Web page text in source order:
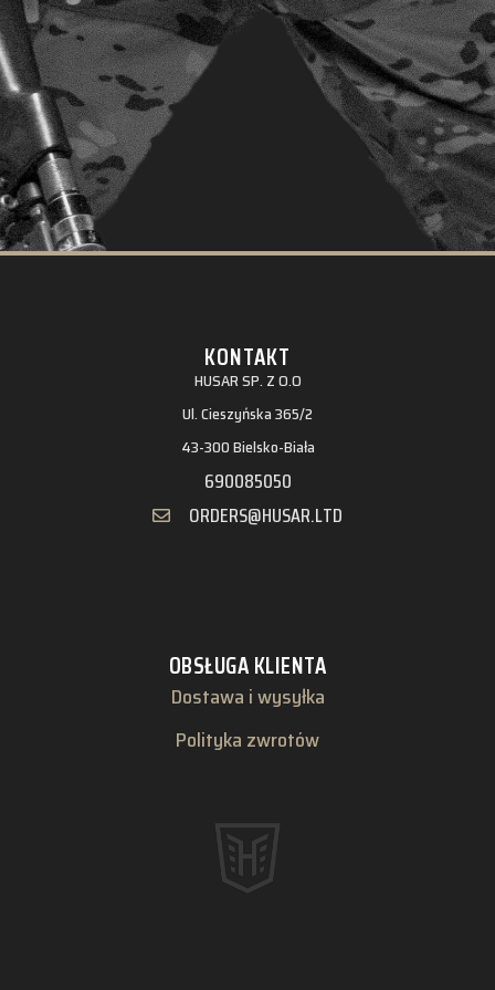
KONTAKT
HUSAR SP. Z O.O
Ul. Cieszyńska 365/2
43-300 Bielsko-Biała
690085050
ORDERS@HUSAR.LTD
OBSŁUGA KLIENTA
Dostawa i wysyłka
Polityka zwrotów